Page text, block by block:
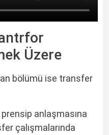
Üzere
bölümü ise transfer
prensip anlaşmasına
çalışmalarında